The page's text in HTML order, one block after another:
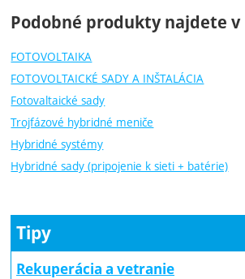
Podobné produkty najdete v
FOTOVOLTAIKA
FOTOVOLTAICKÉ SADY A INŠTALÁCIA
Fotovaltaické sady
Trojfázové hybridné meniče
Hybridné systémy
Hybridné sady (pripojenie k sieti + batérie)
Tipy
Rekuperácia a vetranie